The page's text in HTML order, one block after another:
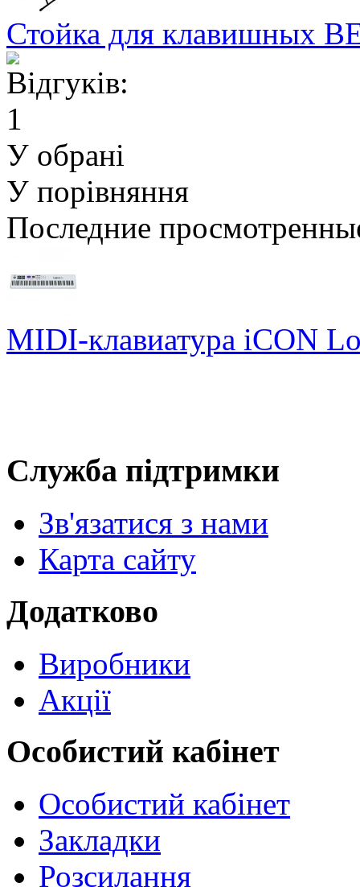
Стойка для клавишных
У обрані
У порівняння
Последние
MIDI-клавиатура iCON
Служба підтримки
Зв'язатися з нами
Карта сайту
Додатково
Виробники
Акції
Особистий кабінет
Особистий кабінет
Закладки
Розсилання